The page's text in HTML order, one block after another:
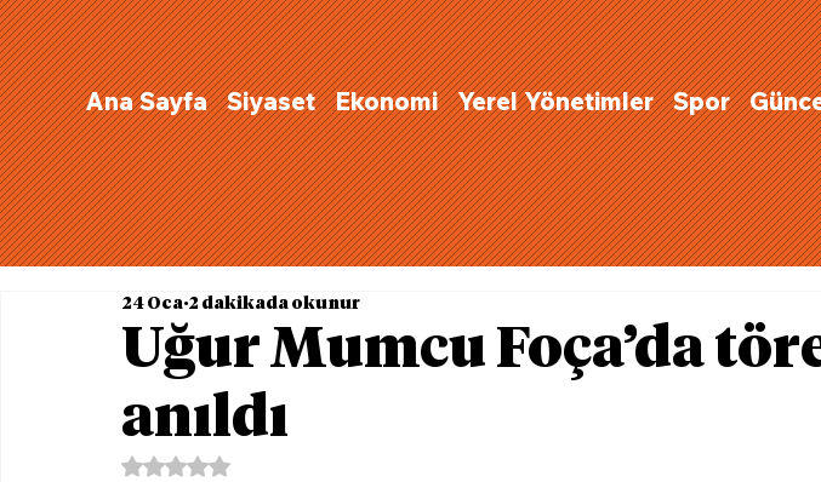
Ana Sayfa Siyaset Ekonomi Yerel Yönetimler Spor
Uğur Mumcu Foça’da
anıldı
24 Oca 2 dakikada okunur
5 üzerinden NaN yıldız